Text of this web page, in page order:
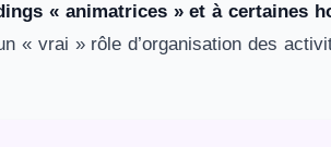
« animatrices » et à certaines
« vrai » rôle d’organisation des